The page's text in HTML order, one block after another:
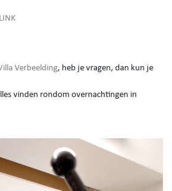
Verbeelding, heb je vragen, dan kun je
vinden rondom overnachtingen in